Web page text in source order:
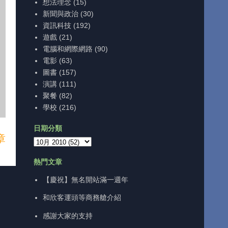
想法理念 (15)
新聞與政治 (30)
資訊科技 (192)
遊戲 (21)
電腦和網際網路 (90)
電影 (63)
圖書 (157)
演講 (111)
聚餐 (82)
學校 (216)
日期分類
熱門文章
【慶祝】無名開站滿一週年
和欣客運頭等商務艙介紹
感謝大家的支持